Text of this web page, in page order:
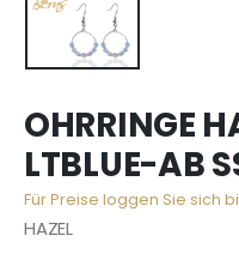
OHRRINGE
LTBLUE-AB
Für Preise loggen Sie sich
HAZEL